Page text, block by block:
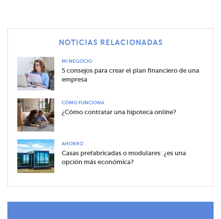
NOTICIAS RELACIONADAS
MI NEGOCIO
5 consejos para crear el plan financiero de una
empresa
CÓMO FUNCIONA
¿Cómo contratar una hipoteca online?
AHORRO
Casas prefabricadas o modulares: ¿es una
opción más económica?